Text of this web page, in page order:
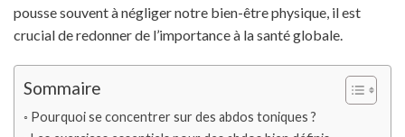
pousse souvent à négliger notre bien-être physique, il est
crucial de redonner de l’importance à la santé globale.
Sommaire
Pourquoi se concentrer sur des abdos toniques ?